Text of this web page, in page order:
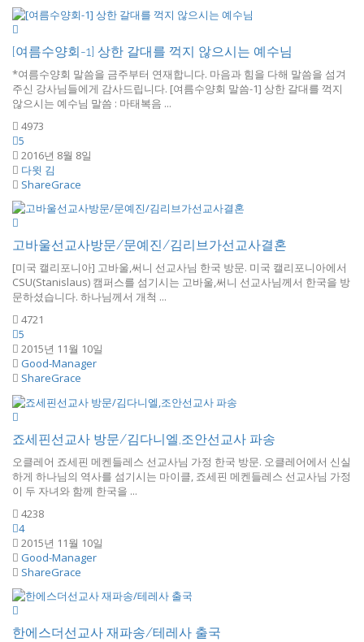
[여름수양회-1] 상한 갈대를 꺽지 않으시는 예수님
*여름수양회 말씀을 금주부터 연재합니다. 마음과 힘을 다해 말씀을 섬겨
주신 강사님들에게 감사드립니다. [여름수양회 말씀-1] 상한 갈대를 꺽지
않으시는 예수님 말씀 : 마태복음 ...
4973
5
2016년 8월 8일
다윗 김
ShareGrace
고바울선교사방문/문예진/김리브가선교사결혼
[미국 캘리포니아] 고바울,써니 선교사님 한국 방문. 미국 캘리포니아에서
CSU(Stanislaus) 캠퍼스를 섬기시는 고바울,써니 선교사님께서 한국을 방
문하셨습니다. 하나님께서 개척 ...
4721
5
2015년 11월 10일
Good-Manager
ShareGrace
죠세핀선교사 방문/김다니엘,조안선교사 파송
오클레어 죠세핀 메켄들레스 선교사님 가정 한국 방문. 오클레어에서 신실
하게 하나님의 역사를 섬기시는 마이클, 죠세핀 메켄들레스 선교사님 가정
이 두 자녀와 함께 한국을 ...
4238
4
2015년 11월 10일
Good-Manager
ShareGrace
한에스더선교사 재파송/테레사 출국